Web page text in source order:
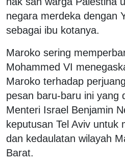
negara merdeka dengan
sebagai ibu kotanya.
Maroko sering
Mohammed VI
Maroko terhadap
pesan baru-baru ini yang
Menteri Israel Benjamin
keputusan Tel Aviv untuk
dan kedaulatan wilayah
Barat.